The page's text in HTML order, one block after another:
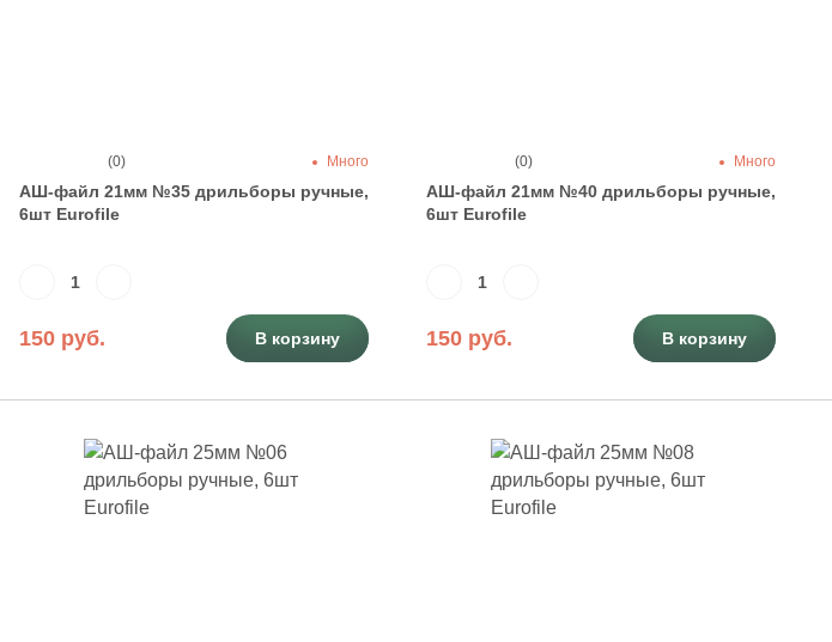
АШ-файл 21мм №35 дрильборы ручные,
6шт Eurofile
150 руб.
(0) Много
В корзину
АШ-файл 21мм №40 дрильборы ручные,
6шт Eurofile
150 руб.
(0) Много
В корзину